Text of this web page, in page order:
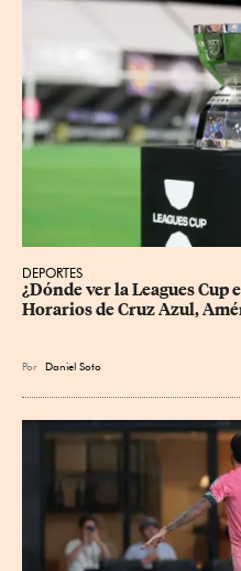
DEPORTES
¿Dónde ver la Leagues Cup
Horarios de Cruz Azul,
Por Daniel Soto